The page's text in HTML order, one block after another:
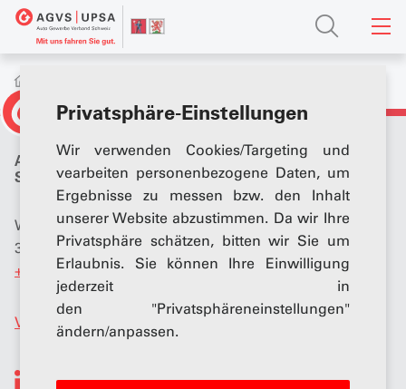
Privatsphäre-Einstellungen
Wir verwenden Cookies/Targeting und
vearbeiten personenbezogene Daten, um
Ergebnisse zu messen bzw. den Inhalt
unserer Website abzustimmen. Da wir Ihre
Privatsphäre schätzen, bitten wir Sie um
Erlaubnis. Sie können Ihre Einwilligung
jederzeit in
den "Privatsphäreneinstellungen"
ändern/anpassen.
Auto Gewerbe Verband
Schweiz (AGVS)
Wölflistrasse 5
3006 Bern
+41 (0)31 307 15 15
Verband